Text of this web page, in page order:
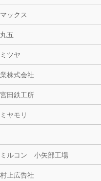
ックス
五
ツヤ
株式会社
田鉄工所
ヤモリ
ルコン 小矢部工場
上広告社